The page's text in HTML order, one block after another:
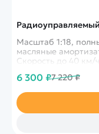
Радиоуправляемый
Масштаб 1:18,
масляные
Скорость до 40 км/
6 300 ₽7 220 ₽